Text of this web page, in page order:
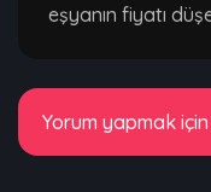
eşyanın fiyatı
Yorum yapmak için